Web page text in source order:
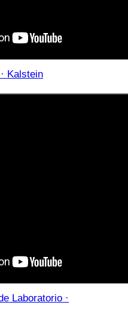
Kalstein
Laboratorio ·